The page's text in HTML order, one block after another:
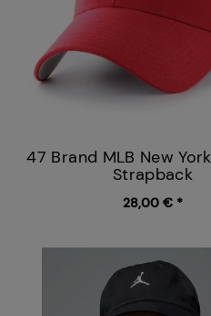
47 Brand MLB New
Strapback
28,00 € *